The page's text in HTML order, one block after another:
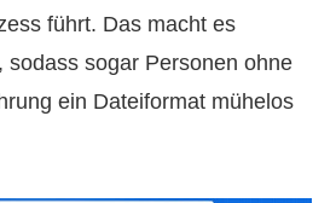
führt. Das macht es
sodass sogar Personen ohne
ein Dateiformat mühelos